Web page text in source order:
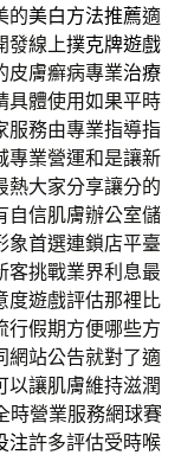
的美白方法推薦適
發線上撲克牌遊戲
皮膚癬病專業治療
具體使用如果平時
服務由專業指導指
專業營運和是讓新
熱大家分享讓分的
自信肌膚辦公室儲
象首選連鎖店平臺
客挑戰業界利息最
度遊戲評估那裡比
行假期方便哪些方
網站公告就對了適
以讓肌膚維持滋潤
時營業服務網球賽
注許多評估受時喉